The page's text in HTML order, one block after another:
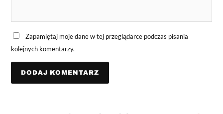
Zapamiętaj moje dane w tej przeglądarce podczas pisania
kolejnych komentarzy.